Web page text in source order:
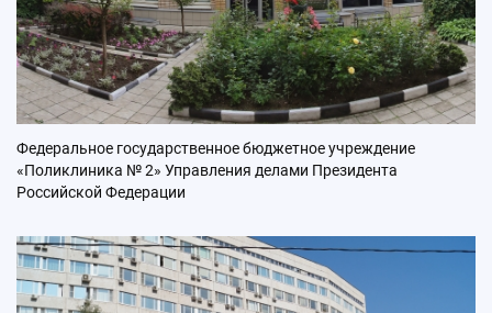
Федеральное государственное бюджетное учреждение
«Поликлиника № 2» Управления делами Президента
Российской Федерации